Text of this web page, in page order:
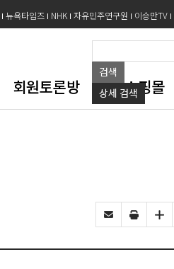
뉴욕타임즈 NHK 자유민주연구원 이승만TV
검색
상세 검색
회원토론방 도서쇼핑몰